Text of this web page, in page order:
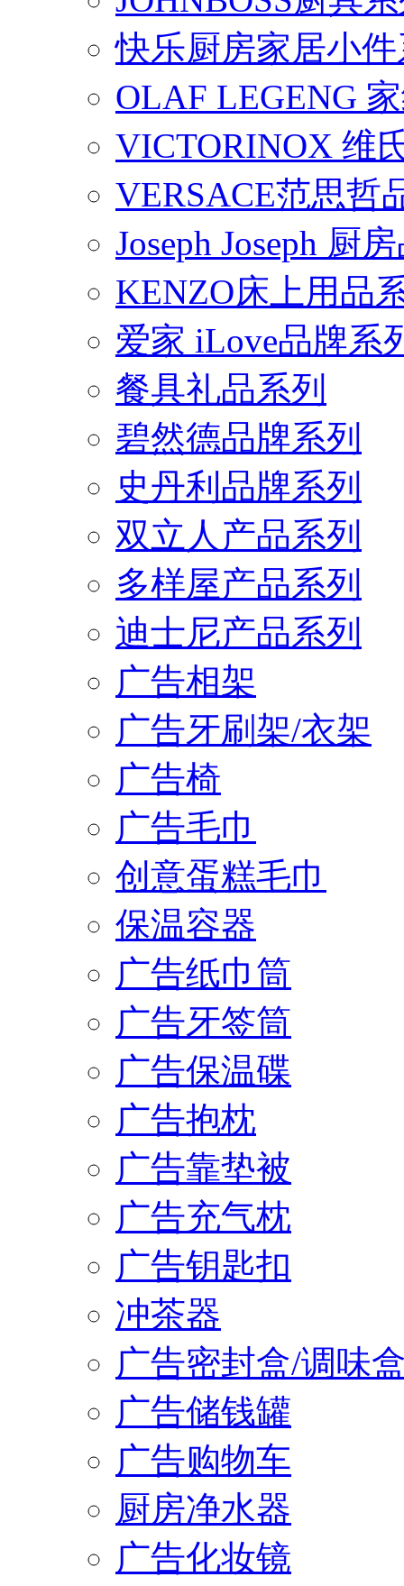
快乐厨房家居小
OLAF LEGENG
VICTORINOX 维
VERSACE范思哲
Joseph Joseph 厨
KENZO床上用品
爱家 iLove品牌系
餐具礼品系列
碧然德品牌系列
史丹利品牌系列
双立人产品系列
多样屋产品系列
迪士尼产品系列
广告相架
广告牙刷架/衣架
广告椅
广告毛巾
创意蛋糕毛巾
保温容器
广告纸巾筒
广告牙签筒
广告保温碟
广告抱枕
广告靠垫被
广告充气枕
广告钥匙扣
冲茶器
广告密封盒/调味
广告储钱罐
广告购物车
厨房净水器
广告化妆镜